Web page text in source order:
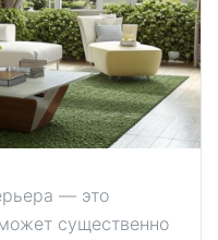
— это
существенно